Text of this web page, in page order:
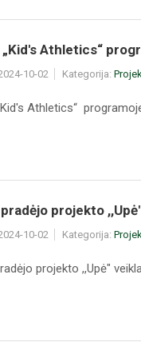
Athletics“
10-02 Kategorija:
Athletics“
projekto
10-02 Kategorija:
projekto ,,Upė"